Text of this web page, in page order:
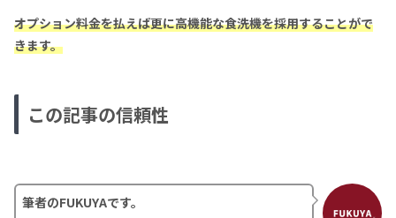
オプション料金を払えば更に高機能な食洗機を採用することがで
きます。
この記事の信頼性
筆者のFUKUYAです。